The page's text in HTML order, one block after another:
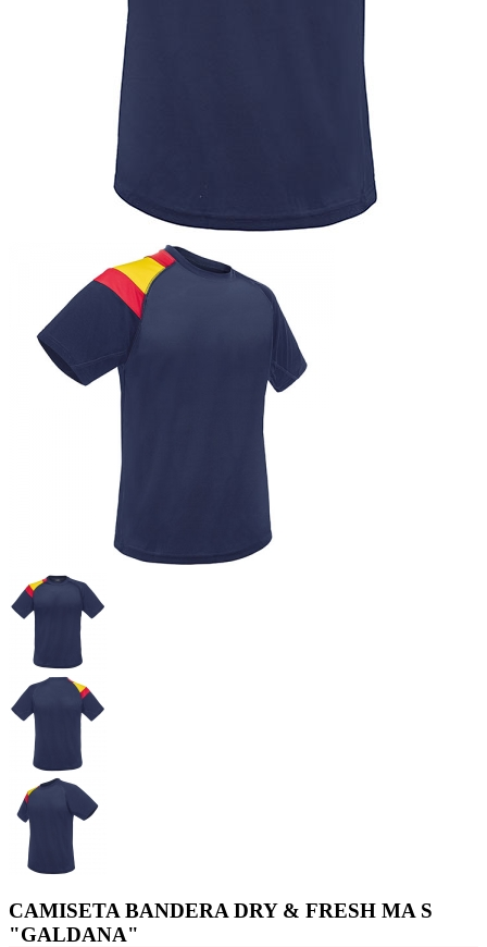
CAMISETA BANDERA DRY & FRESH MA S
"GALDANA"